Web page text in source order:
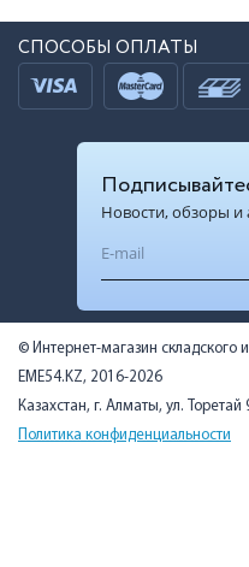
СПОСОБЫ ОПЛАТЫ
Новости, обзоры и
© Интернет-магазин
EME54.KZ, 2016-2026
Казахстан, г. Алматы, ул. Торетай
Политика конфиденциальности